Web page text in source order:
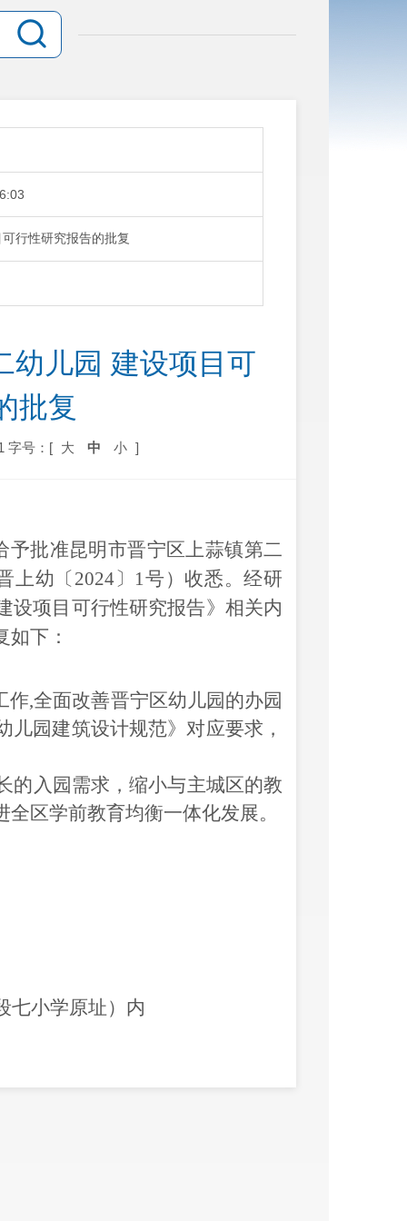
行性研究报告的批复
幼儿园 建设项目可
批复
字号：[ 大 中 小 ]
予批准昆明市晋宁区上蒜镇第二
上幼〔 2024〕1号） 收悉。经研
设项目可行性研究报告》相关内
下：
作,全面改善晋宁区幼儿园的办园
园建筑设计规范》对应要求，
的入园需求，缩小与主城区的教
区学前教育均衡一体化发展。
七小学原址）内